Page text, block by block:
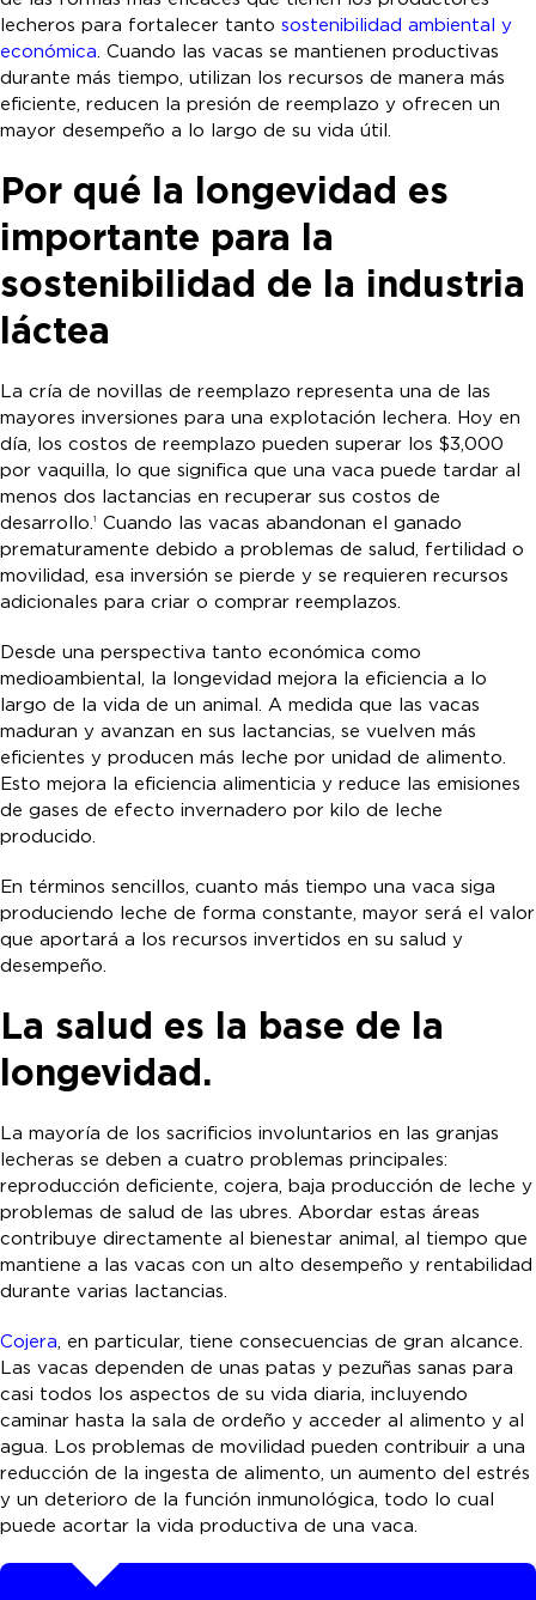
lecheros para fortalecer tanto sostenibilidad ambiental y
económica. Cuando las vacas se mantienen productivas
durante más tiempo, utilizan los recursos de manera más
eficiente, reducen la presión de reemplazo y ofrecen un
mayor desempeño a lo largo de su vida útil.
Por qué la longevidad es
importante para la
sostenibilidad de la industria
láctea
La cría de novillas de reemplazo representa una de las
mayores inversiones para una explotación lechera. Hoy en
día, los costos de reemplazo pueden superar los $3,000
por vaquilla, lo que significa que una vaca puede tardar al
menos dos lactancias en recuperar sus costos de
desarrollo.1
Cuando las vacas abandonan el ganado
prematuramente debido a problemas de salud, fertilidad o
movilidad, esa inversión se pierde y se requieren recursos
adicionales para criar o comprar reemplazos.
Desde una perspectiva tanto económica como
medioambiental, la longevidad mejora la eficiencia a lo
largo de la vida de un animal. A medida que las vacas
maduran y avanzan en sus lactancias, se vuelven más
eficientes y producen más leche por unidad de alimento.
Esto mejora la eficiencia alimenticia y reduce las emisiones
de gases de efecto invernadero por kilo de leche
producido.
En términos sencillos, cuanto más tiempo una vaca siga
produciendo leche de forma constante, mayor será el valor
que aportará a los recursos invertidos en su salud y
desempeño.
La salud es la base de la
longevidad.
La mayoría de los sacrificios involuntarios en las granjas
lecheras se deben a cuatro problemas principales:
reproducción deficiente, cojera, baja producción de leche y
problemas de salud de las ubres. Abordar estas áreas
contribuye directamente al bienestar animal, al tiempo que
mantiene a las vacas con un alto desempeño y rentabilidad
durante varias lactancias.
Cojera, en particular, tiene consecuencias de gran alcance.
Las vacas dependen de unas patas y pezuñas sanas para
casi todos los aspectos de su vida diaria, incluyendo
caminar hasta la sala de ordeño y acceder al alimento y al
agua. Los problemas de movilidad pueden contribuir a una
reducción de la ingesta de alimento, un aumento del estrés
y un deterioro de la función inmunológica, todo lo cual
puede acortar la vida productiva de una vaca.